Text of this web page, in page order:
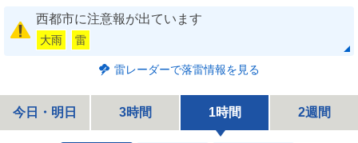
西都市に注意報が出ています
大雨 雷
雷レーダーで落雷情報を見る
今日・明日 3時間 1時間 2週間